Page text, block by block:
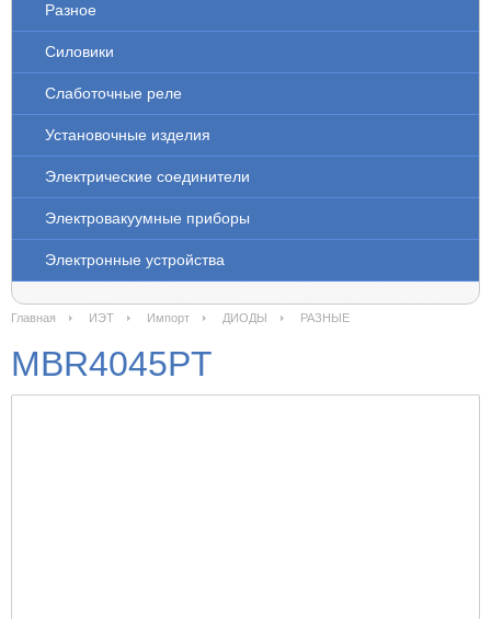
Разное
Силовики
Слаботочные реле
Установочные изделия
Электрические соединители
Электровакуумные приборы
Электронные устройства
Главная ИЭТ Импорт ДИОДЫ РАЗНЫЕ
MBR4045PT